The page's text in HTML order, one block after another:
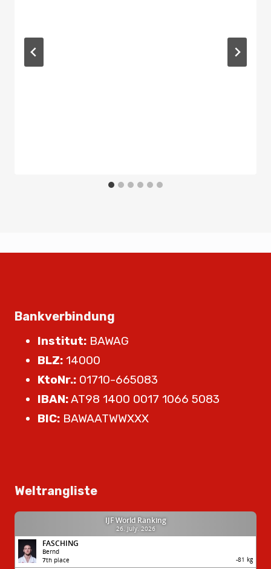
Bankverbindung
Institut: BAWAG
BLZ: 14000
KtoNr.: 01710-665083
IBAN:AT98 1400 0017 1066 5083
BIC: BAWAATWWXXX
Weltrangliste